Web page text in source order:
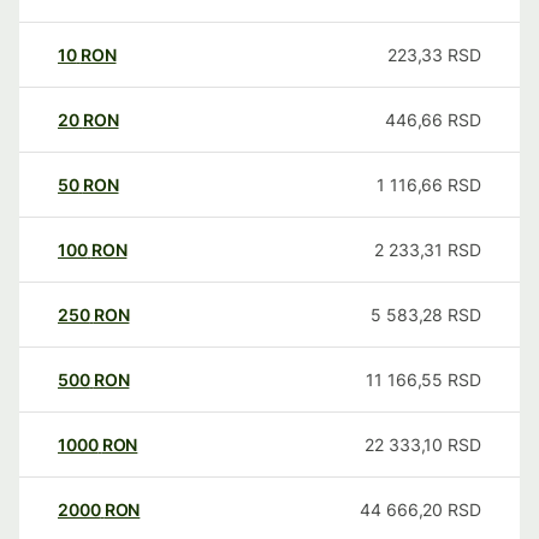
10 RON 223,33 RSD
20 RON 446,66 RSD
50 RON 1 116,66 RSD
100 RON 2 233,31 RSD
250 RON 5 583,28 RSD
500 RON 11 166,55 RSD
1000 RON 22 333,10 RSD
2000 RON 44 666,20 RSD